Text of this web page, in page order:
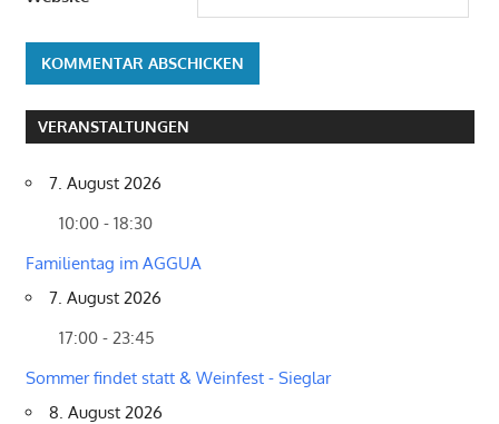
VERANSTALTUNGEN
7. August 2026
10:00 - 18:30
Familientag im AGGUA
7. August 2026
17:00 - 23:45
Sommer findet statt & Weinfest - Sieglar
8. August 2026